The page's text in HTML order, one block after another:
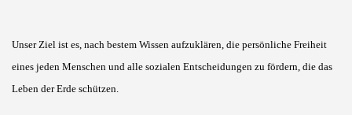
Unser Ziel ist es, nach bestem Wissen aufzuklären, die persönliche Freiheit
eines jeden Menschen und alle sozialen Entscheidungen zu fördern, die das
Leben der Erde schützen.